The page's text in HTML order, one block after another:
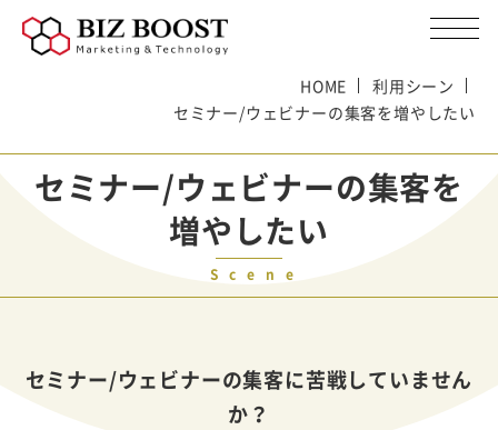
HOME
利用シーン
セミナー/ウェビナーの集客を増やしたい
セミナー/ウェビナーの集客を
増やしたい
Scene
セミナー/ウェビナーの集客に苦戦していません
か？